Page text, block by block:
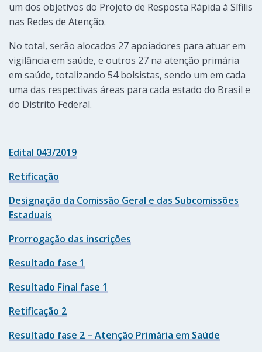
um dos objetivos do Projeto de Resposta Rápida à Sífilis
nas Redes de Atenção.
No total, serão alocados 27 apoiadores para atuar em
vigilância em saúde, e outros 27 na atenção primária
em saúde, totalizando 54 bolsistas, sendo um em cada
uma das respectivas áreas para cada estado do Brasil e
do Distrito Federal.
Edital 043/2019
Retificação
Designação da Comissão Geral e das Subcomissões
Estaduais
Prorrogação das inscrições
Resultado fase 1
Resultado Final fase 1
Retificação 2
Resultado fase 2 – Atenção Primária em Saúde